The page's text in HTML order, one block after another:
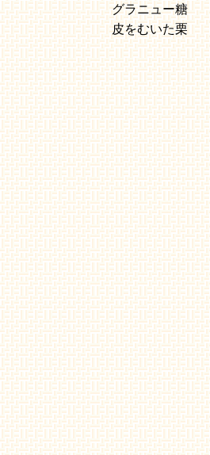
グラニュー糖
皮をむいた栗